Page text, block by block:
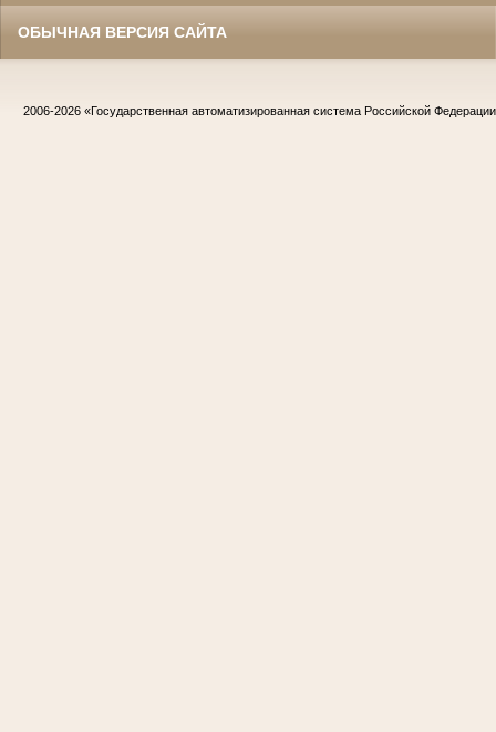
ОБЫЧНАЯ ВЕРСИЯ САЙТА
2006-2026 «Государственная автоматизированная система Российской